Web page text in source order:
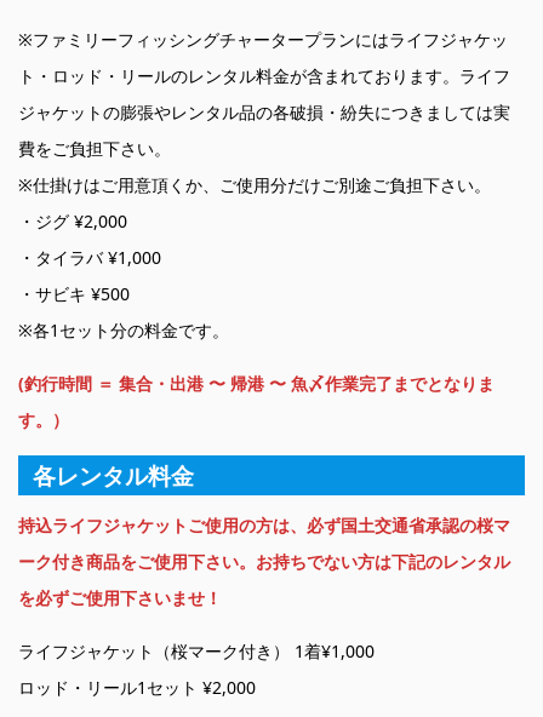
※ファミリーフィッシングチャータープランにはライフジャケッ
ト・ロッド・リールのレンタル料金が含まれております。ライフ
ジャケットの膨張やレンタル品の各破損・紛失につきましては実
費をご負担下さい。
※仕掛けはご用意頂くか、ご使用分だけご別途ご負担下さい。
・ジグ ¥2,000
・タイラバ ¥1,000
・サビキ ¥500
※各1セット分の料金です。
(釣行時間 ＝ 集合・出港 〜 帰港 〜 魚〆作業完了までとなりま
す。）
各レンタル料金
持込ライフジャケットご使用の方は、必ず国土交通省承認の桜マ
ーク付き商品をご使用下さい。お持ちでない方は下記のレンタル
を必ずご使用下さいませ！
ライフジャケット（桜マーク付き） 1着¥1,000
ロッド・リール1セット ¥2,000